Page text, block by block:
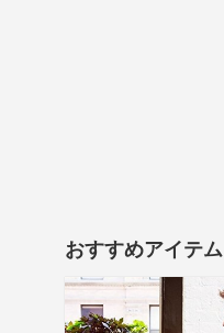
おすすめアイテム